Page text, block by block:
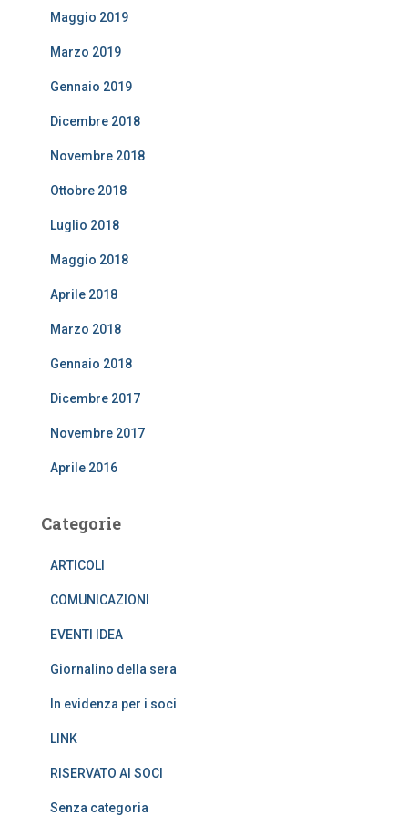
Maggio 2019
Marzo 2019
Gennaio 2019
Dicembre 2018
Novembre 2018
Ottobre 2018
Luglio 2018
Maggio 2018
Aprile 2018
Marzo 2018
Gennaio 2018
Dicembre 2017
Novembre 2017
Aprile 2016
Categorie
ARTICOLI
COMUNICAZIONI
EVENTI IDEA
Giornalino della sera
In evidenza per i soci
LINK
RISERVATO AI SOCI
Senza categoria